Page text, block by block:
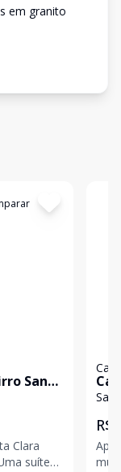
em granito
Santa
Clara
Casa
R$